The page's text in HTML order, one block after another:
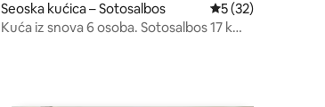
Seoska kućica – Sotosalbos Prosječna ocjena:
5 (32)
Kuća iz snova 6 osoba. Sotosalbos 17 km